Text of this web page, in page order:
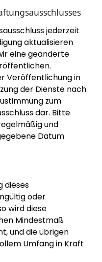
jederzeit
aktualisieren
eine geänderte
Veröffentlichung in
der Dienste nach
zum
dar. Bitte
und
Datum
dieses
oder
wird diese
Mindestmaß
und die übrigen
Umfang in Kraft